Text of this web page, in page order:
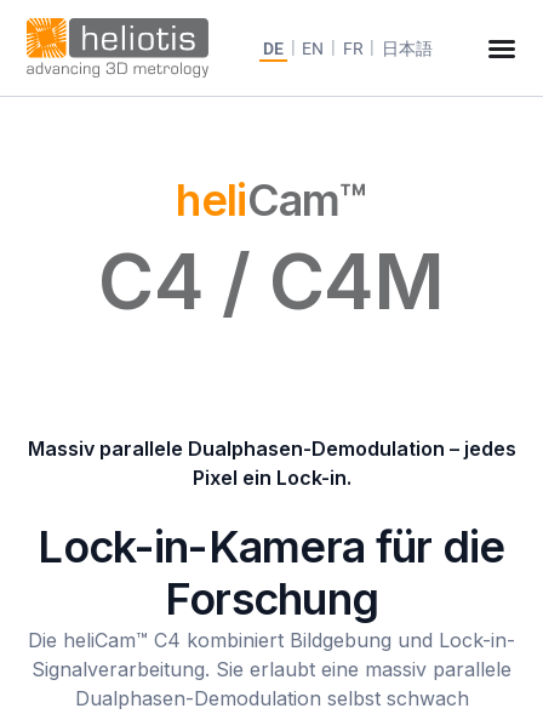
DE EN FR 日本語
heliCam™
C4 / C4M
Massiv parallele Dualphasen-Demodulation – jedes
Pixel ein Lock-in.
Lock-in-Kamera für die
Forschung
Die heliCam™ C4 kombiniert Bildgebung und Lock-in-
Signalverarbeitung. Sie erlaubt eine massiv parallele
Dualphasen-Demodulation selbst schwach